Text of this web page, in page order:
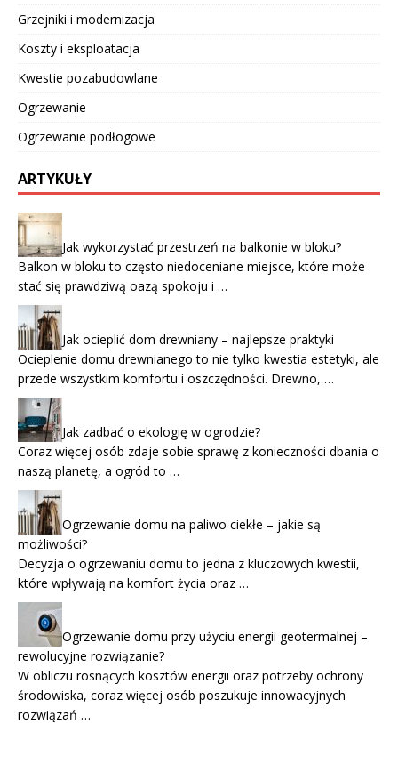
Grzejniki i modernizacja
Koszty i eksploatacja
Kwestie pozabudowlane
Ogrzewanie
Ogrzewanie podłogowe
ARTYKUŁY
Jak wykorzystać przestrzeń na balkonie w bloku?
Balkon w bloku to często niedoceniane miejsce, które może
stać się prawdziwą oazą spokoju i …
Jak ocieplić dom drewniany – najlepsze praktyki
Ocieplenie domu drewnianego to nie tylko kwestia estetyki, ale
przede wszystkim komfortu i oszczędności. Drewno, …
Jak zadbać o ekologię w ogrodzie?
Coraz więcej osób zdaje sobie sprawę z konieczności dbania o
naszą planetę, a ogród to …
Ogrzewanie domu na paliwo ciekłe – jakie są
możliwości?
Decyzja o ogrzewaniu domu to jedna z kluczowych kwestii,
które wpływają na komfort życia oraz …
Ogrzewanie domu przy użyciu energii geotermalnej –
rewolucyjne rozwiązanie?
W obliczu rosnących kosztów energii oraz potrzeby ochrony
środowiska, coraz więcej osób poszukuje innowacyjnych
rozwiązań …